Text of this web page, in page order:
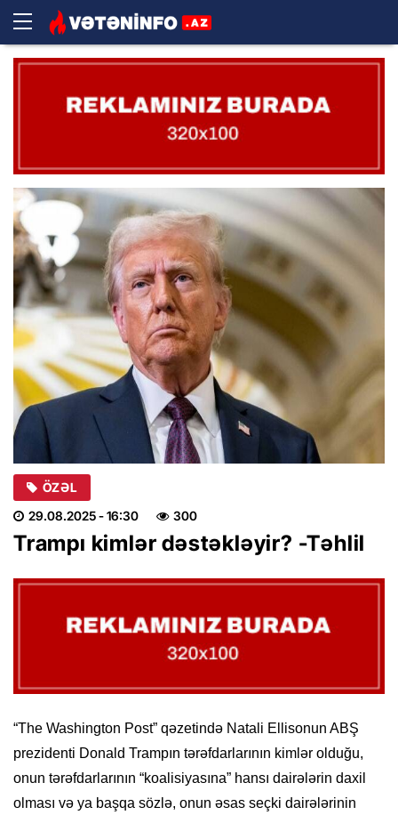
ÖZƏL
29.08.2025- 16:30 300
Trampı kimlər dəstəkləyir? -Təhlil
“The Washington Post” qəzetində Natali Ellisonun ABŞ
prezidenti Donald Trampın tərəfdarlarının kimlər olduğu,
onun tərəfdarlarının “koalisiyasına” hansı dairələrin daxil
olması və ya başqa sözlə, onun əsas seçki dairələrinin